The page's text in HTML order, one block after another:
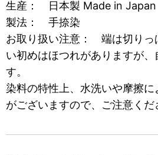
生産： 日本製 Made in Japan
製法： 手捺染
お取り扱い注意： 端は切りっ
い初めはほつれがありますが、
す。
染料の特性上、水洗いや摩擦に
がございますので、ご注意くだ